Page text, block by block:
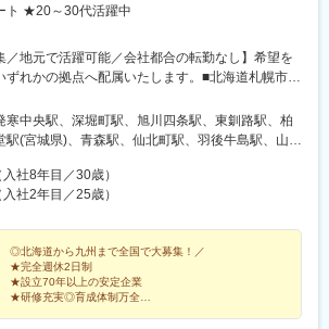
ト ★20～30代活躍中
／地元で活躍可能／会社都合の転勤なし】希望を
ずれかの拠点へ配属いたします。■北海道札幌市／
／釧路市／帯広市■東北宮城県／青森県／岩手県／
／福島県■関東東京都（港区・台東区・中野区・八
）／千葉県（千葉市・柏市・船橋市）／神奈川県
静岡県（静岡市・三島市・浜松市）／愛知県（名
）／山梨県／富山県／石川県／新潟県／長野県
兵庫県（神戸市・姫路市）／和歌山県／三重県■中
（広島市、福山市）／島根県／岡山県／山口県／
／愛媛県／高知県■九州・沖縄福岡県（福岡市・北
県／長崎県／熊本県／大分県／宮崎県／鹿児島県
必ず相談の上、決定いたします（基本同じエリア
寒中央駅、深堀町駅、旭川四条駅、東釧路駅、柏
駅(宮城県)、青森駅、仙北町駅、羽後牛島駅、山形
尾駅、葭川公園駅、大神宮下駅、柏駅、新御徒町
都)、京王八王子駅、青梅街道駅、上大岡駅、元住
上諸江駅、新福井駅、岐南駅、六名駅、東松阪
、豊津駅(大阪府)、萩原天神駅、くいな橋駅、和田
庫県)、田井ノ瀬駅、下祇園駅、東福山駅、松江
、周防下郷駅、香西駅、吉成駅、鎌田駅、薊野
県)、競馬場前駅(福岡県)、鍋島駅、住吉駅(長崎
社8年目／30歳）
社2年目／25歳）
◎北海道から九州まで全国で大募集！／
★完全週休2日制
★設立70年以上の安定企業
★研修充実◎育成体制万全